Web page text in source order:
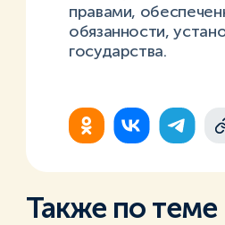
правами,
обязанности,
государства.
Также по теме